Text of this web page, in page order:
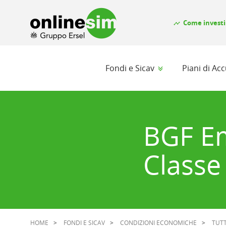
timeline Come
Fondi e Sicav Piani di
BGF
HOME FONDI E SICAV CONDIZIONI ECONOMICHE